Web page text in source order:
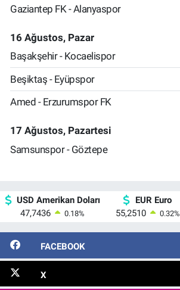
Gaziantep FK - Alanyaspor
16 Ağustos, Pazar
Başakşehir - Kocaelispor
Beşiktaş - Eyüpspor
Amed - Erzurumspor FK
17 Ağustos, Pazartesi
Samsunspor - Göztepe
USD Amerikan Doları
47,7436
0.18%
EUR Euro
55,2510
0.32%
FACEBOOK
X